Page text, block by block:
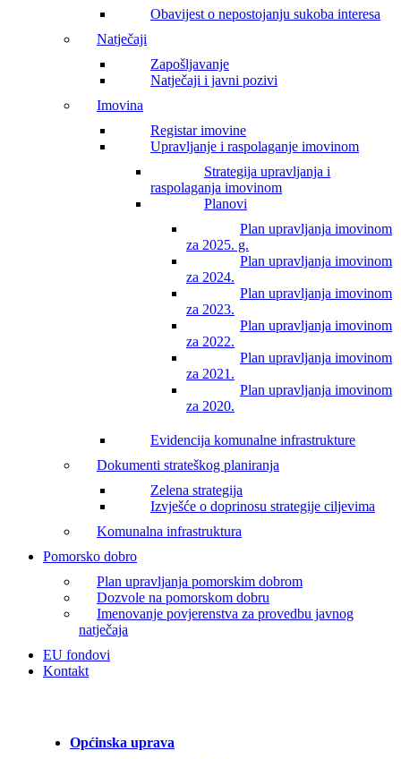
Obavijest o nepostojanju sukoba interesa
Natječaji
Zapošljavanje
Natječaji i javni pozivi
Imovina
Registar imovine
Upravljanje i raspolaganje imovinom
Strategija upravljanja i
raspolaganja imovinom
Planovi
Plan upravljanja imovinom
za 2025. g.
Plan upravljanja imovinom
za 2024.
Plan upravljanja imovinom
za 2023.
Plan upravljanja imovinom
za 2022.
Plan upravljanja imovinom
za 2021.
Plan upravljanja imovinom
za 2020.
Evidencija komunalne infrastrukture
Dokumenti strateškog planiranja
Zelena strategija
Izvješće o doprinosu strategije ciljevima
Komunalna infrastruktura
Pomorsko dobro
Plan upravljanja pomorskim dobrom
Dozvole na pomorskom dobru
Imenovanje povjerenstva za provedbu javnog
natječaja
EU fondovi
Kontakt
Općinska uprava